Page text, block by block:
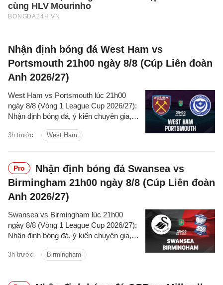
Nhận định bóng đá West Ham vs
Portsmouth 21h00 ngày 8/8 (Cúp Liên đoàn
Anh 2026/27)
3h trước West Ham
West Ham vs Portsmouth lúc 21h00
ngày 8/8 (Vòng 1 League Cup 2026/27):
Nhận định bóng đá, ý kiến chuyên gia,
thống kê về phong độ hai đội.
Pro
Nhận định bóng đá Swansea vs
Birmingham 21h00 ngày 8/8 (Cúp Liên đoàn
Anh 2026/27)
3h trước Birmingham
Swansea vs Birmingham lúc 21h00
ngày 8/8 (Vòng 1 League Cup 2026/27):
Nhận định bóng đá, ý kiến chuyên gia,
thống kê về phong độ hai đội.